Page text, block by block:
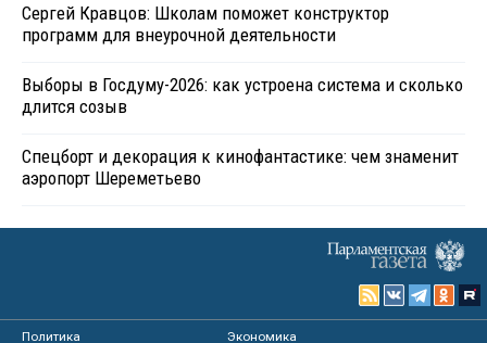
Сергей Кравцов: Школам поможет конструктор
программ для внеурочной деятельности
Выборы в Госдуму-2026: как устроена система и сколько
длится созыв
Спецборт и декорация к кинофантастике: чем знаменит
аэропорт Шереметьево
Политика
Экономика